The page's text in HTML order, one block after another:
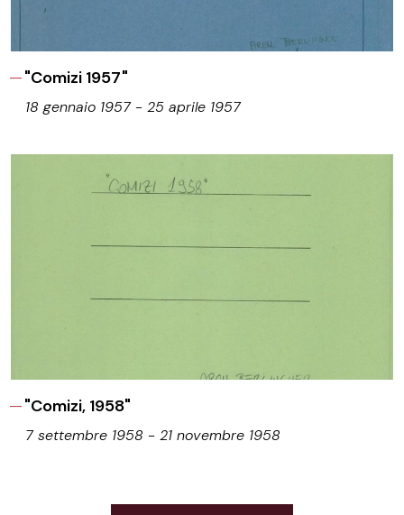
"Comizi 1957"
18 gennaio 1957 - 25 aprile 1957
"Comizi, 1958"
7 settembre 1958 - 21 novembre 1958